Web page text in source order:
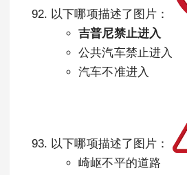
以下哪项描述了图片：
吉普尼禁止进入
公共汽车禁止进入
汽车不准进入
以下哪项描述了图片：
崎岖不平的道路